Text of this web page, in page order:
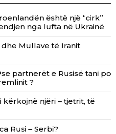
është një “cirk”
nga lufta në Ukrainë
Mullave të Iranit
partnerët e Rusisë tani po
?
kërkojnë njëri – tjetrit, të
Rusi – Serbi?